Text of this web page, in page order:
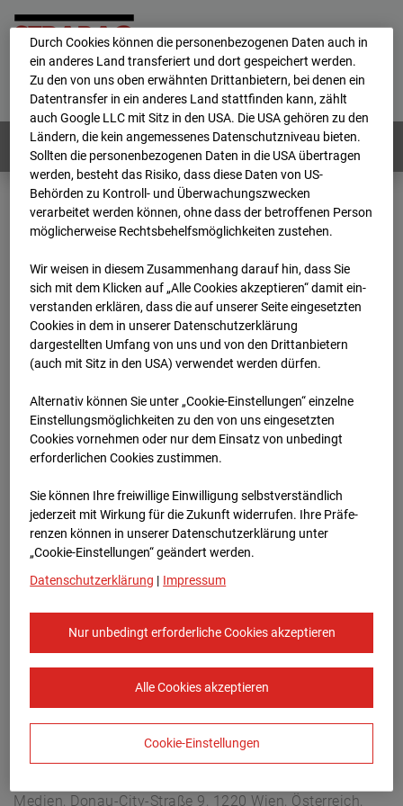
Home E-Mail Impressum
Login
Deutsch / English
Webcams: Alle Länder
Home
Deutschland
BC-162 - Strabag - BV-H3ö
Archiv
2025
10
13 20:05
BC-162 - Strabag - BV-
H3ö
Buchholzerstraße 102, 30655 Hannover
Zur Übersicht
Europe/Berlin
Medien, Donau-City-Straße 9, 1220 Wien, Österreich,
Durch Cookies können die personenbezogenen Daten auch in
ein anderes Land transferiert und dort gespeichert werden.
Zu den von uns oben erwähnten Drittanbietern, bei denen ein
Datentransfer in ein anderes Land stattfinden kann, zählt
auch Google LLC mit Sitz in den USA. Die USA gehören zu den
Ländern, die kein angemessenes Datenschutzniveau bieten.
Sollten die personenbezogenen Daten in die USA übertragen
werden, besteht das Risiko, dass diese Daten von US-
Behörden zu Kontroll- und Überwachungszwecken
verarbeitet werden können, ohne dass der betroffenen Person
möglicherweise Rechtsbehelfsmöglichkeiten zustehen.
Wir weisen in diesem Zusammenhang darauf hin, dass Sie
sich mit dem Klicken auf „Alle Cookies akzeptieren“ damit ein­
ver­standen erklären, dass die auf unserer Seite eingesetzten
Cookies in dem in unserer Datenschutzerklärung
dargestellten Umfang von uns und von den Drittanbietern
(auch mit Sitz in den USA) verwendet werden dürfen.
Alternativ können Sie unter „Cookie-Einstellungen“ einzelne
Einstellungsmöglichkeiten zu den von uns eingesetzten
Cookies vornehmen oder nur dem Einsatz von unbedingt
erforderlichen Cookies zustimmen.
Sie können Ihre freiwillige Einwilligung selbstverständlich
jederzeit mit Wirkung für die Zukunft widerrufen. Ihre Prä­fe­
renzen können in unserer Datenschutzerklärung unter
„Cookie-Einstellungen“ geändert werden.
Datenschutzerklärung | Impressum
Nur unbedingt erforderliche Cookies akzeptieren
Alle Cookies akzeptieren
Cookie-Einstellungen